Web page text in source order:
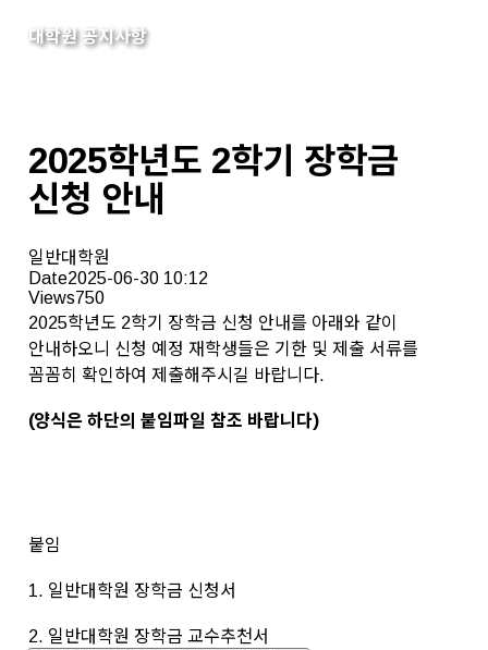
대학원 공지사항
2025학년도 2학기 장학금
신청 안내
일반대학원
Date2025-06-30 10:12
Views750
2025학년도 2학기 장학금 신청 안내를 아래와 같이
안내하오니 신청 예정 재학생들은 기한 및 제출 서류를
꼼꼼히 확인하여 제출해주시길 바랍니다.
(양식은 하단의 붙임파일 참조 바랍니다)
붙임
1. 일반대학원 장학금 신청서
2. 일반대학원 장학금 교수추천서